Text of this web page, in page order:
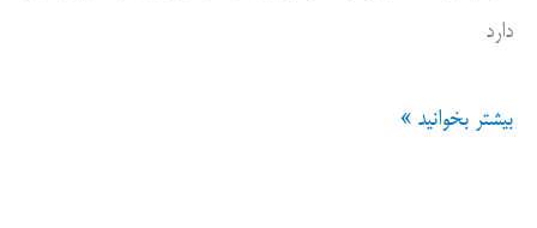
دارد
جدول
بیشتر بخوانید »